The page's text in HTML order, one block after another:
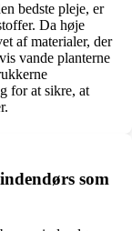
bedste pleje, er
Da høje
af materialer, der
vande planterne
for at sikre, at
som